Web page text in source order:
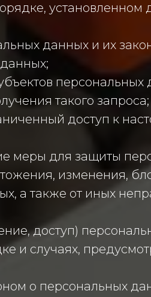
данных и их
персональных
такого запроса;
доступ к
меры для защиты
изменения,
а также от иных
доступ)
и случаях,
о персональных